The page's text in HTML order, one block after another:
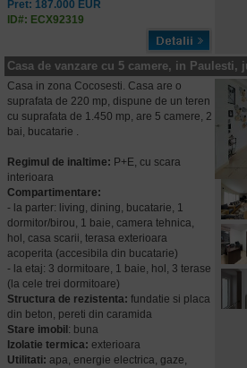
Pret: 187.000 EUR
ID#: ECX92319
Casa de vanzare cu 5 camere, in Paulesti,
Casa in zona Cocosesti. Casa are o
suprafata de 220 mp, dispune de un teren
cu suprafata de 1.450 mp, are 5 camere, 2
bai, bucatarie .
Regimul de inaltime: P+E, cu scara
interioara
Compartimentare:
- la parter: living, dining, bucatarie, 1
dormitor/birou, 1 baie, camera tehnica,
hol, casa scarii, terasa exterioara
acoperita (accesibila din bucatarie)
- la etaj: 3 dormitoare, 1 baie, hol, 3 terase
(la cele trei dormitoare)
Structura de rezistenta: fundatie si placa
din beton, pereti din caramida
Stare imobil : buna
Izolatie termica: exterioara
Utilitati: apa, energie electrica, gaze,